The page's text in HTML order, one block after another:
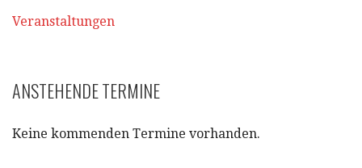
Veranstaltungen
ANSTEHENDE TERMINE
Keine kommenden Termine vorhanden.